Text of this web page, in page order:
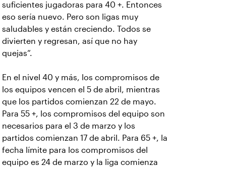
suficientes jugadoras para 40 +. Entonces
eso sería nuevo. Pero son ligas muy
saludables y están creciendo. Todos se
divierten y regresan, así que no hay
quejas”.
En el nivel 40 y más, los compromisos de
los equipos vencen el 5 de abril, mientras
que los partidos comienzan 22 de mayo.
Para 55 +, los compromisos del equipo son
necesarios para el 3 de marzo y los
partidos comienzan 17 de abril. Para 65 +, la
fecha límite para los compromisos del
equipo es 24 de marzo y la liga comienza